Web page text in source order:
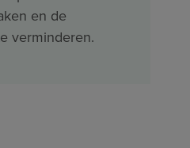
en de
verminderen.